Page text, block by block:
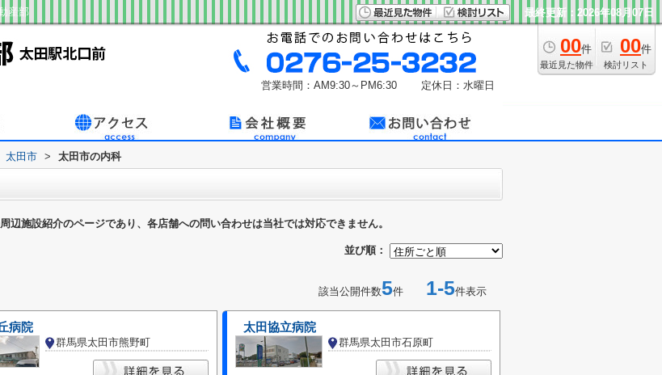
産部 最終更新：2026年08月07日
00件
最近見た物件
00件
検討リスト
営業時間：AM9:30～PM6:30 定休日：水曜日
太田市 > 太田市の内科
辺施設紹介のページであり、各店舗への問い合わせは当社では対応できません。
並び順：
該当公開件数5件 1-5件表示
病院
群馬県太田市熊野町
太田協立病院
群馬県太田市石原町